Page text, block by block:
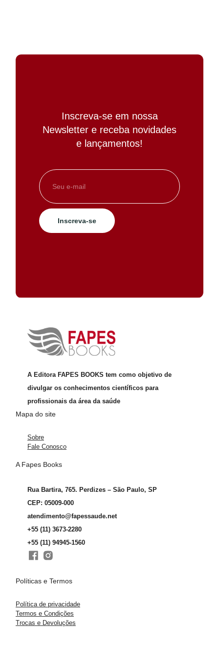
Inscreva-se em nossa
Newsletter e receba novidades
e lançamentos!
Inscreva-se
A Editora FAPES BOOKS tem como objetivo de
divulgar os conhecimentos científicos para
profissionais da área da saúde
Mapa do site
Sobre
Fale Conosco
A Fapes Books
Rua Bartira, 765. Perdizes – São Paulo, SP
CEP: 05009-000
atendimento@fapessaude.net
+55 (11) 3673-2280
+55 (11) 94945-1560
Políticas e Termos
Política de privacidade
Termos e Condições
Trocas e Devoluções